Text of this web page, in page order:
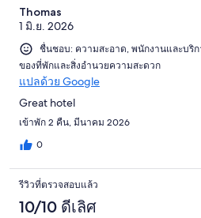
Thomas
1 มิ.ย. 2026
ชื่นชอบ: ความสะอาด, พนักงานและบริ
ของที่พักและสิ่งอำนวยความสะดวก
แปลด้วย Google
Great hotel
เข้าพัก 2 คืน, มีนาคม 2026
0
รีวิวที่ตรวจสอบแล้ว
10/10 ดีเลิศ